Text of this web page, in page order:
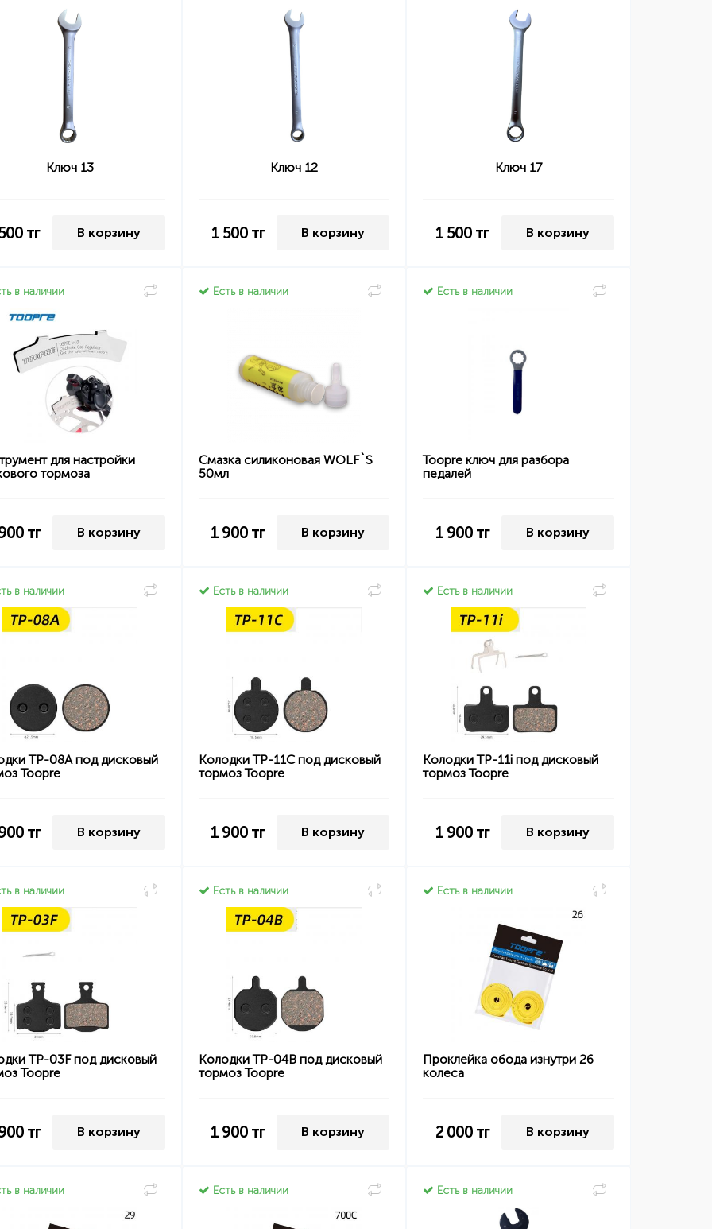
Ключ 13
тг В корзину
Ключ 12
1 500тг В корзину
Ключ 17
1 500 тг В корзину
в наличии
для настройки
тормоза
тг В корзину
Есть в наличии
Смазка силиконовая WOLF`S
50мл
1 900 тг В корзину
Есть в наличии
Toopre ключ для разбора
педалей
1 900тг В корзину
в наличии
TP-08A под дисковый
Toopre
тг В корзину
Есть в наличии
Колодки TP-11C под дисковый
тормоз Toopre
1 900 тг В корзину
Есть в наличии
Колодки TP-11i под дисковый
тормоз Toopre
1 900тг В корзину
в наличии
TP-03F под дисковый
Toopre
тг В корзину
Есть в наличии
Колодки TP-04B под дисковый
тормоз Toopre
1 900 тг В корзину
Есть в наличии
Проклейка обода изнутри 26
колеса
2 000тг В корзину
в наличии Есть в наличии Есть в наличии